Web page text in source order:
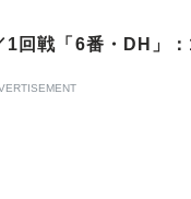
回戦「6番・DH」